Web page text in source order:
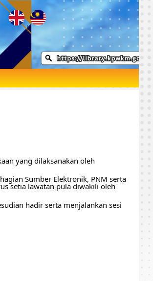
|
yang dilaksanakan oleh
Sumber Elektronik, PNM serta
setia lawatan pula diwakili oleh
hadir serta menjalankan sesi